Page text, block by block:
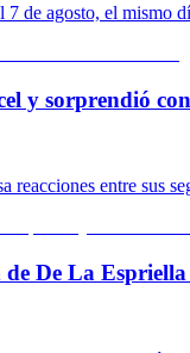
de agosto, el
y sorprendió
entre sus
De La